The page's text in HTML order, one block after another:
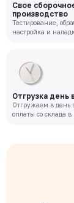
Свое
производство
Тестирование,
настройка и
Отгрузка день
Отгружаем в день
оплаты со склада в